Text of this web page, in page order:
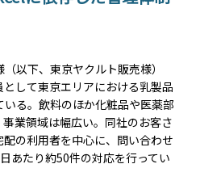
以下、東京ヤクルト販売様）
して東京エリアにおける乳製品
る。飲料のほか化粧品や医薬部
業領域は幅広い。同社のお客さ
の利用者を中心に、問い合わせ
あたり約50件の対応を行ってい